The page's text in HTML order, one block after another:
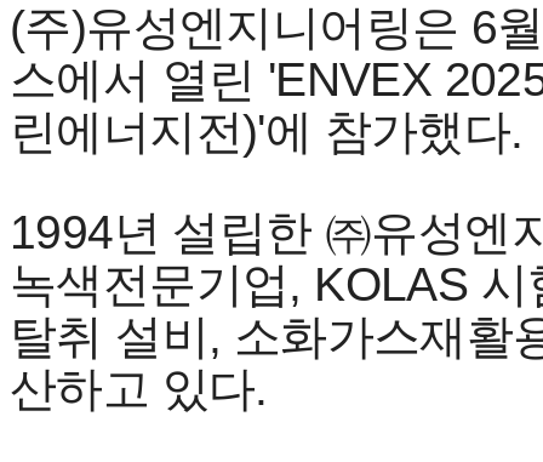
(주)유성엔지니어링은 6
스에서 열린 'ENVEX
린에너지전)'에 참가했다.
1994년 설립한 ㈜유성엔
녹색전문기업, KOLAS
탈취 설비, 소화가스재활
산하고 있다.